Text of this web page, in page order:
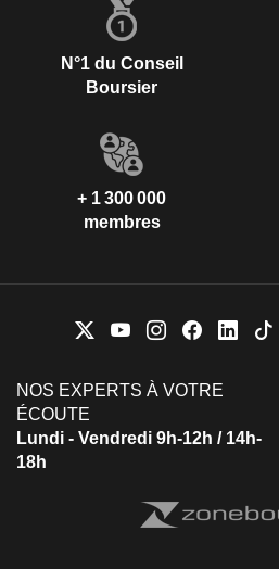
N°1 du Conseil
Boursier
+ 1 300 000
membres
NOS EXPERTS À VOTRE
ÉCOUTE
Lundi - Vendredi 9h-12h / 14h-
18h